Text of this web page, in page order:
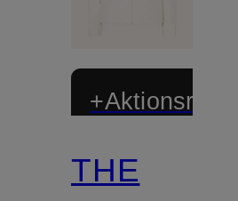
+Aktionsrabatt
THE